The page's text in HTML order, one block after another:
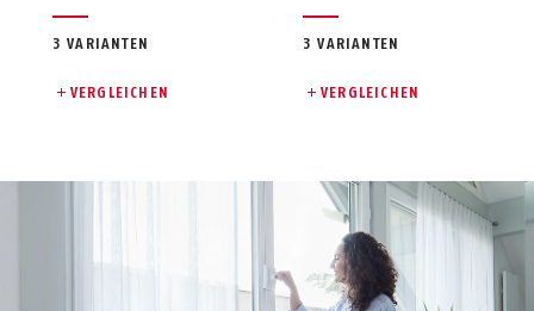
3 VARIANTEN
VERGLEICHEN
3 VARIANTEN
VERGLEICHEN